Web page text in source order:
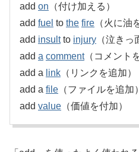
add on （付け加える）
add fuel to the fire （火に油
add insultto injury （泣きっ
add a comment（コメント
add a link （リンクを追加）
add a file （ファイルを追加）
add value （価値を付加）